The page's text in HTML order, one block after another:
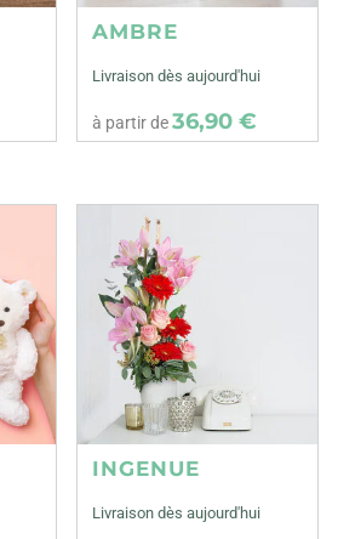
AMBRE
Livraison dès aujourd'hui
à partir de36,90 €
INGENUE
Livraison dès aujourd'hui